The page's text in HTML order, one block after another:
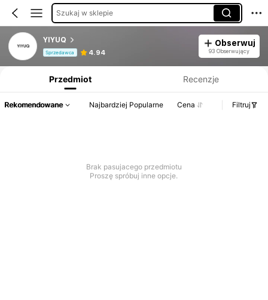
Szukaj w sklepie
YIYUQ
Sprzedawca 4.94
Obserwuj
93 Obserwujący
Przedmiot Recenzje
Rekomendowane Najbardziej Popularne Cena Filtruj
Brak pasujacego przedmiotu
Proszę spróbuj inne opcje.